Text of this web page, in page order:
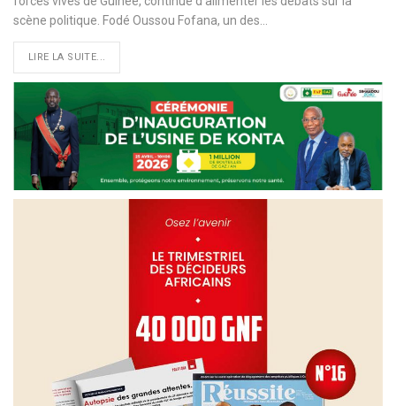
scène politique. Fodé Oussou Fofana, un des…
LIRE LA SUITE...